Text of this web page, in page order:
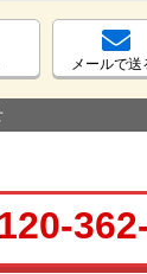
メールで送